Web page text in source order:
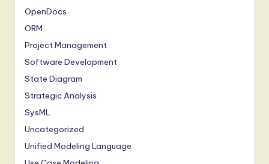
OpenDocs
ORM
Project Management
Software Development
State Diagram
Strategic Analysis
SysML
Uncategorized
Unified Modeling Language